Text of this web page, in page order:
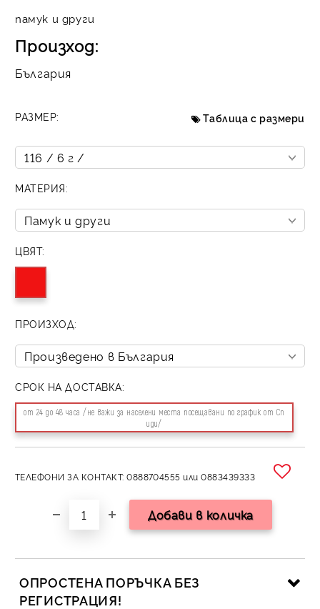
памук и други
Произход:
България
РАЗМЕР: Таблица с размери
МАТЕРИЯ:
ЦВЯТ:
ПРОИЗХОД:
СРОК НА ДОСТАВКА:
от 24 до 48 часа /не важи за населени места посещавани по график от Сп
иди/
ТЕЛЕФОНИ ЗА КОНТАКТ: 0888704555 или 0883439333
ОПРОСТЕНА ПОРЪЧКА БЕЗ
РЕГИСТРАЦИЯ!